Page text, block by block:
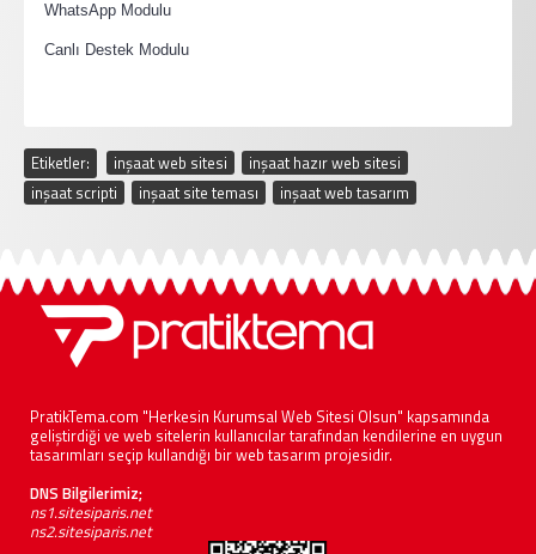
WhatsApp Modulu
Canlı Destek Modulu
Etiketler: inşaat web sitesi inşaat hazır web sitesi
inşaat scripti
inşaat site teması inşaat web tasarım
PratikTema.com "Herkesin Kurumsal Web Sitesi Olsun" kapsamında
geliştirdiği ve web sitelerin kullanıcılar tarafından kendilerine en uygun
tasarımları seçip kullandığı bir web tasarım projesidir.
DNS Bilgilerimiz;
ns1.sitesiparis.net
ns2.sitesiparis.net